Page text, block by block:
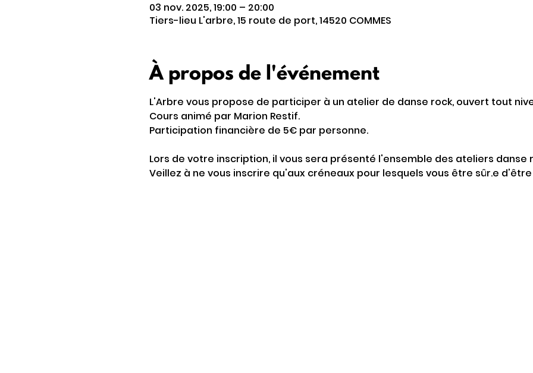
03 nov. 2025, 19:00 – 20:00
Tiers-lieu L'arbre, 15 route de port, 14520 COMMES
À propos de l'événement
L'Arbre vous propose de participer à un atelier de danse rock, ouvert tout
Cours animé par Marion Restif.
Participation financière de 5€ par personne.
Lors de votre inscription, il vous sera présenté l'ensemble des ateliers
Veillez à ne vous inscrire qu'aux créneaux pour lesquels vous être sûr.e